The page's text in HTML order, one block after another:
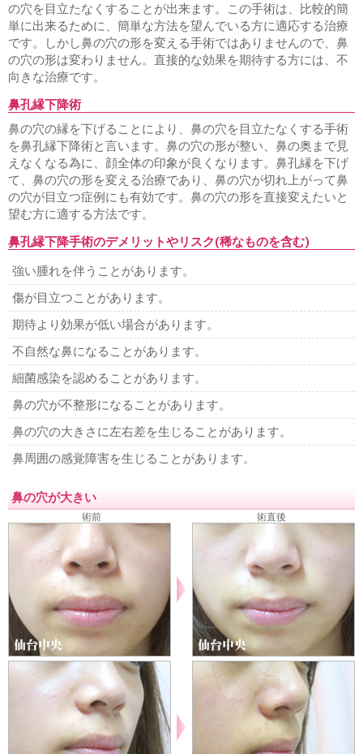
の穴を目立たなくすることが出来ます。この手術は、比較的簡
単に出来るために、簡単な方法を望んでいる方に適応する治療
です。しかし鼻の穴の形を変える手術ではありませんので、鼻
の穴の形は変わりません。直接的な効果を期待する方には、不
向きな治療です。
鼻孔縁下降術
鼻の穴の縁を下げることにより、鼻の穴を目立たなくする手術
を鼻孔縁下降術と言います。鼻の穴の形が整い、鼻の奥まで見
えなくなる為に、顔全体の印象が良くなります。鼻孔縁を下げ
て、鼻の穴の形を変える治療であり、鼻の穴が切れ上がって鼻
の穴が目立つ症例にも有効です。鼻の穴の形を直接変えたいと
望む方に適する方法です。
鼻孔縁下降手術のデメリットやリスク(稀なものを含む)
強い腫れを伴うことがあります。
傷が目立つことがあります。
期待より効果が低い場合があります。
不自然な鼻になることがあります。
細菌感染を認めることがあります。
鼻の穴が不整形になることがあります。
鼻の穴の大きさに左右差を生じることがあります。
鼻周囲の感覚障害を生じることがあります。
鼻の穴が大きい
術前 術直後